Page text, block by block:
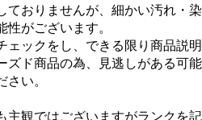
ておりませんが、細かい汚れ・染
がございます。
ェックをし、できる限り商品説明
ズド商品の為、見逃しがある可能
い。
主観ではございますがランクを記